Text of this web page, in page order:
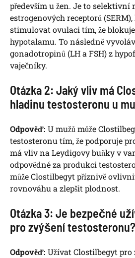
především u žen. Je to selektivní
estrogenových receptorů
stimulovat ovulaci tím, že
hypotalamu. To následně
gonadotropinů (LH a FSH) z
vaječníky.
Otázka 2: Jaký vliv má
hladinu testosteronu u
Odpověď: U mužů může
testosteronu tím, že podporuje
má vliv na Leydigovy buňky v
odpovědné za produkci
může Clostilbegyt příznivě
rovnováhu a zlepšit plodnost.
Otázka 3: Je bezpečné
pro zvýšení testosteronu?
Odpověď: Užívat Clostilbegyt